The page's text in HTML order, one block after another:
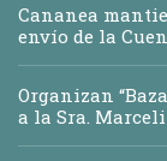
Cananea
envío de la
Organizan
a la Sra.